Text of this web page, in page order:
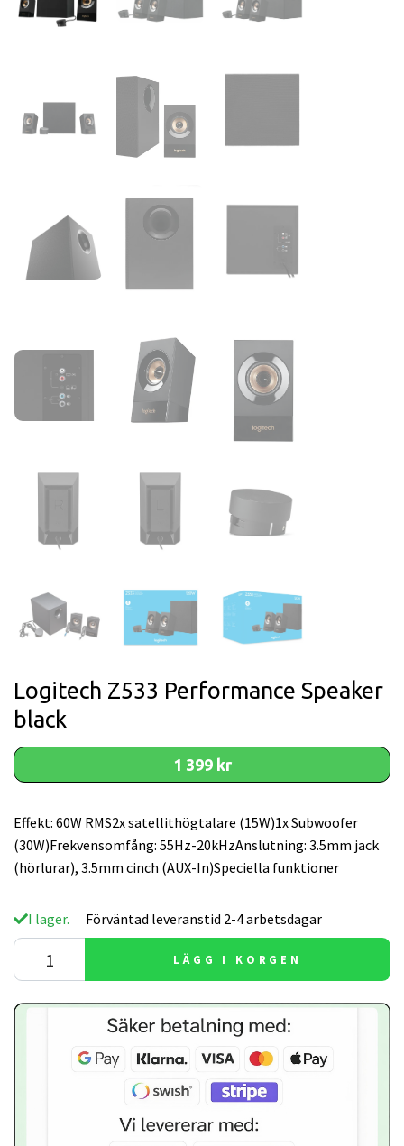
Logitech Z533 Performance Speaker
black
1 399 kr
Effekt: 60W RMS2x satellithögtalare (15W)1x Subwoofer
(30W)Frekvensomfång: 55Hz-20kHzAnslutning: 3.5mm jack
(hörlurar), 3.5mm cinch (AUX-In)Speciella funktioner
I lager. Förväntad leveranstid 2-4 arbetsdagar
LÄGG I KORGEN